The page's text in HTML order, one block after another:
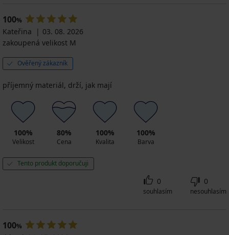
100%
Kateřina
03. 08. 2026
zakoupená velikost M
Ověřený zákazník
příjemný materiál, drží, jak mají
100%
Velikost
80%
Cena
100%
Kvalita
100%
Barva
Tento produkt doporučuji
0
souhlasím
0
nesouhlasím
100%